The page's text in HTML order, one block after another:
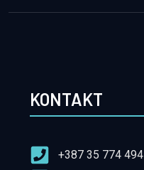
KONTAKT
+387 35 774 494